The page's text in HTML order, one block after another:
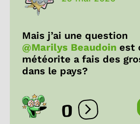
Mais j’ai une question
@Marilys Beaudoin est
météorite a fais des
dans le pays?
0 Ouvrir les